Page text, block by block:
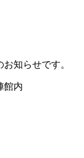
知らせです。
館内